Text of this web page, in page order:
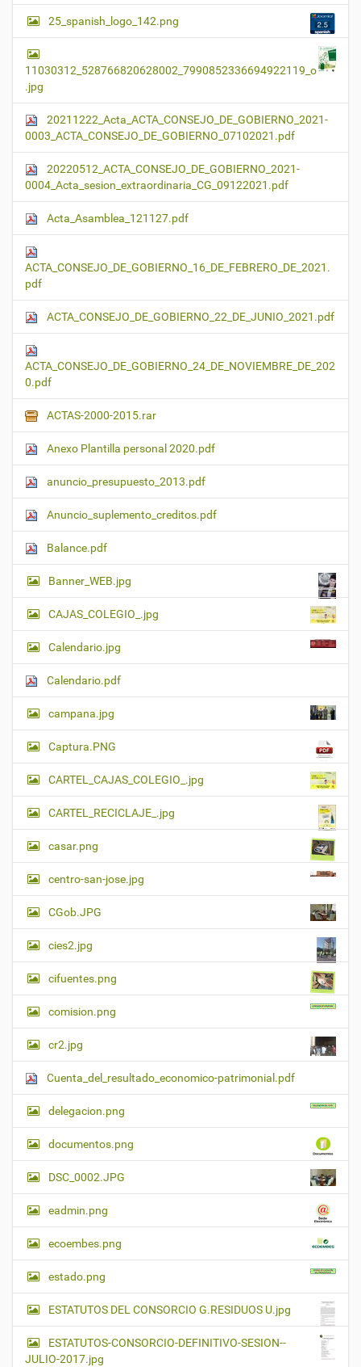
25_spanish_logo_142.png
11030312_528766820628002_7990852336694922119_o
.jpg
20211222_Acta_ACTA_CONSEJO_DE_GOBIERNO_2021-
0003_ACTA_CONSEJO_DE_GOBIERNO_07102021.pdf
20220512_ACTA_CONSEJO_DE_GOBIERNO_2021-
0004_Acta_sesion_extraordinaria_CG_09122021.pdf
Acta_Asamblea_121127.pdf
ACTA_CONSEJO_DE_GOBIERNO_16_DE_FEBRERO_DE_2021.
pdf
ACTA_CONSEJO_DE_GOBIERNO_22_DE_JUNIO_2021.pdf
ACTA_CONSEJO_DE_GOBIERNO_24_DE_NOVIEMBRE_DE_202
0.pdf
ACTAS-2000-2015.rar
Anexo Plantilla personal 2020.pdf
anuncio_presupuesto_2013.pdf
Anuncio_suplemento_creditos.pdf
Balance.pdf
Banner_WEB.jpg
CAJAS_COLEGIO_.jpg
Calendario.jpg
Calendario.pdf
campana.jpg
Captura.PNG
CARTEL_CAJAS_COLEGIO_.jpg
CARTEL_RECICLAJE_.jpg
casar.png
centro-san-jose.jpg
CGob.JPG
cies2.jpg
cifuentes.png
comision.png
cr2.jpg
Cuenta_del_resultado_economico-patrimonial.pdf
delegacion.png
documentos.png
DSC_0002.JPG
eadmin.png
ecoembes.png
estado.png
ESTATUTOS DEL CONSORCIO G.RESIDUOS U.jpg
ESTATUTOS-CONSORCIO-DEFINITIVO-SESION--
JULIO-2017.jpg